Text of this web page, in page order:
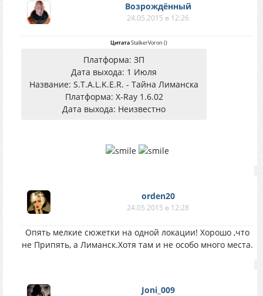
Возрождённый
24.05.2015 в 12:26
ЦитатаStalkerVoron ()
Платформа: ЗП
Дата выхода: 1 Июля
Название: S.T.A.L.K.E.R. - Тайна Лиманска
Платформа: X-Ray 1.6.02
Дата выхода: Неизвестно
orden20
24.05.2015 в 12:28
Опять мелкие сюжетки на одной локации! Хорошо ,что
не Припять, а Лиманск.Хотя там и не особо много места.
Joni_009